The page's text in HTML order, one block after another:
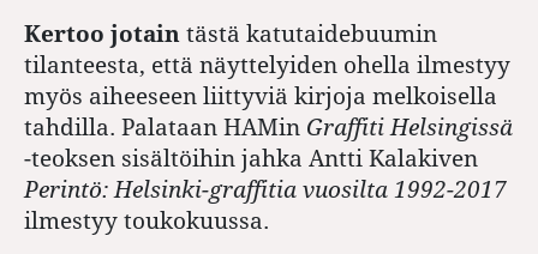
Kertoo jotain tästä katutaidebuumin
tilanteesta, että näyttelyiden ohella ilmestyy
myös aiheeseen liittyviä kirjoja melkoisella
tahdilla. Palataan HAMin Graffiti Helsingissä
-teoksen sisältöihin jahka Antti Kalakiven
Perintö: Helsinki-graffitia vuosilta 1992-2017
ilmestyy toukokuussa.